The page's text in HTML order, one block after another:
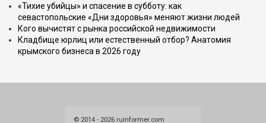
«Тихие убийцы» и спасение в субботу: как
севастопольские «Дни здоровья» меняют жизни людей
Кого вычистят с рынка российской недвижимости
Кладбище юрлиц или естественный отбор? Анатомия
крымского бизнеса в 2026 году
© 2014 - 2026 ruinformer.com